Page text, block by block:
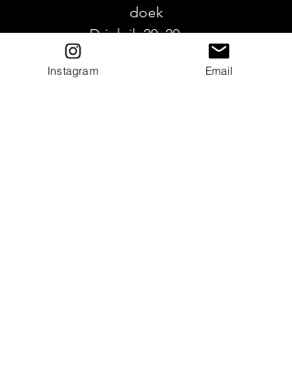
doek
Drieluik 20x20 cm
Instagram Email